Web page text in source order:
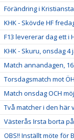
Förändring i
KHK - Skövde HF
F13 levererar dag ett i
KHK - Skuru, onsdag 4
Match annandagen,
Torsdagsmatch mot
Match onsdag OCH
Två matcher i den här
Västerås Irsta borta
OBS!! Inställt möte för